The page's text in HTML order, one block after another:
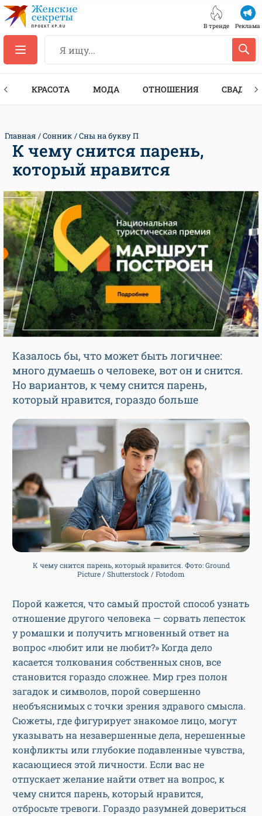
В тренде Реклама
КРАСОТА МОДА ОТНОШЕНИЯ СВАДЬБА
Главная Сонник Сны на букву П
К чему снится парень,
который нравится
Казалось бы, что может быть логичнее:
много думаешь о человеке, вот он и снится.
Но вариантов, к чему снится парень,
который нравится, гораздо больше
К чему снится парень, который нравится. Фото: Ground
Picture / Shutterstock / Fotodom
Порой кажется, что самый простой способ узнать
отношение другого человека — сорвать лепесток
у ромашки и получить мгновенный ответ на
вопрос «любит или не любит?» Когда дело
касается толкования собственных снов, все
становится гораздо сложнее. Мир грез полон
загадок и символов, порой совершенно
необъяснимых с точки зрения здравого смысла.
Сюжеты, где фигурирует знакомое лицо, могут
указывать на незавершенные дела, нерешенные
конфликты или глубокие подавленные чувства,
касающиеся этой личности. Если вас не
отпускает желание найти ответ на вопрос, к
чему снится парень, который нравится,
отбросьте тревоги. Гораздо разумней довериться